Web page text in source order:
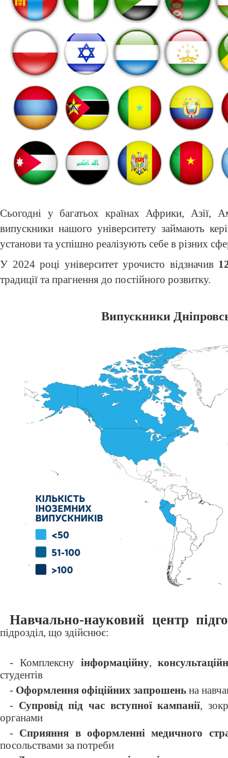
Сьогодні у багатьох країнах Африки, Азії,
випускники нашого університету займають
установи та успішно реалізують себе в різних
У 2024 році університет урочисто відзначив
традиції та прагнення до постійного розвитку.
Випускники
Навчально-науковий центр
підрозділ, що здійснює:
- Комплексну інформаційну,
студентів
- Оформлення офіційних запрошень на
- Супровідпід час вступної кампанії,
органами
- Сприяння в оформленні медичного
посольствами за потреби